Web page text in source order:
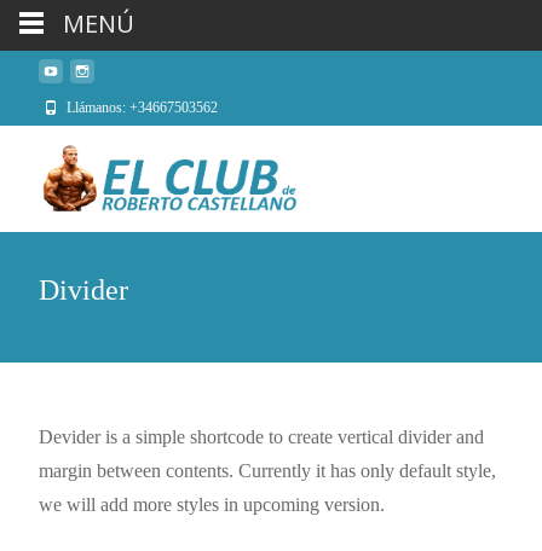
Llámanos: +34667503562
Divider
Devider is a simple shortcode to create vertical divider and
margin between contents. Currently it has only default style,
we will add more styles in upcoming version.
MENÚ